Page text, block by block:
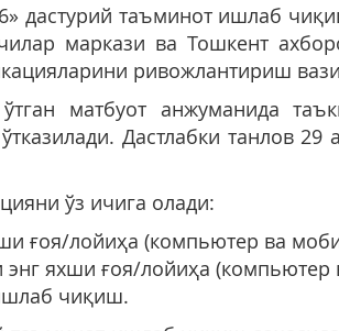
дастурий таъминот ишлаб
маркази ва Тошкент
ривожлантириш
матбуот анжуманида
Дастлабки танлов 29
ўз ичига олади:
ғоя/лойиҳа (компьютер ва
яхши ғоя/лойиҳа (компьютер
чиқиш.